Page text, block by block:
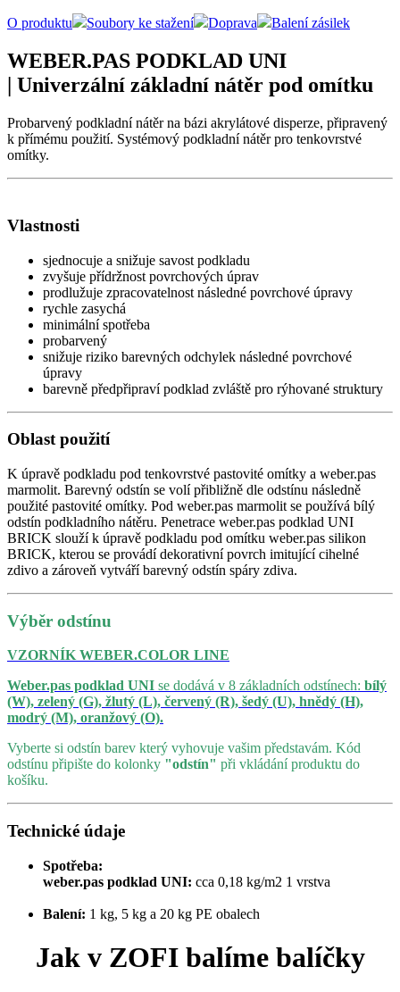
O produktu Soubory ke stažení Doprava Balení zásilek
WEBER.PAS PODKLAD UNI
| Univerzální základní nátěr pod omítku
Probarvený podkladní nátěr na bázi akrylátové disperze, připravený
k přímému použití. Systémový podkladní nátěr pro tenkovrstvé
omítky.
Vlastnosti
sjednocuje a snižuje savost podkladu
zvyšuje přídržnost povrchových úprav
prodlužuje zpracovatelnost následné povrchové úpravy
rychle zasychá
minimální spotřeba
probarvený
snižuje riziko barevných odchylek následné povrchové
úpravy
barevně předpřipraví podklad zvláště pro rýhované struktury
Oblast použití
K úpravě podkladu pod tenkovrstvé pastovité omítky a weber.pas
marmolit. Barevný odstín se volí přibližně dle odstínu následně
použité pastovité omítky. Pod weber.pas marmolit se používá bílý
odstín podkladního nátěru. Penetrace weber.pas podklad UNI
BRICK slouží k úpravě podkladu pod omítku weber.pas silikon
BRICK, kterou se provádí dekorativní povrch imitující cihelné
zdivo a zároveň vytváří barevný odstín spáry zdiva.
Výběr odstínu
VZORNÍK WEBER.COLOR LINE
Weber.pas podklad UNI se dodává v 8 základních odstínech: bílý
(W), zelený (G), žlutý (L), červený (R), šedý (U), hnědý (H),
modrý (M), oranžový (O).
Vyberte si odstín barev který vyhovuje vašim představám. Kód
odstínu připište do kolonky "odstín" při vkládání produktu do
košíku.
Technické údaje
Spotřeba:
weber.pas podklad UNI: cca 0,18 kg/m2 1 vrstva
Balení: 1 kg, 5 kg a 20 kg PE obalech
Jak v ZOFI balíme balíčky